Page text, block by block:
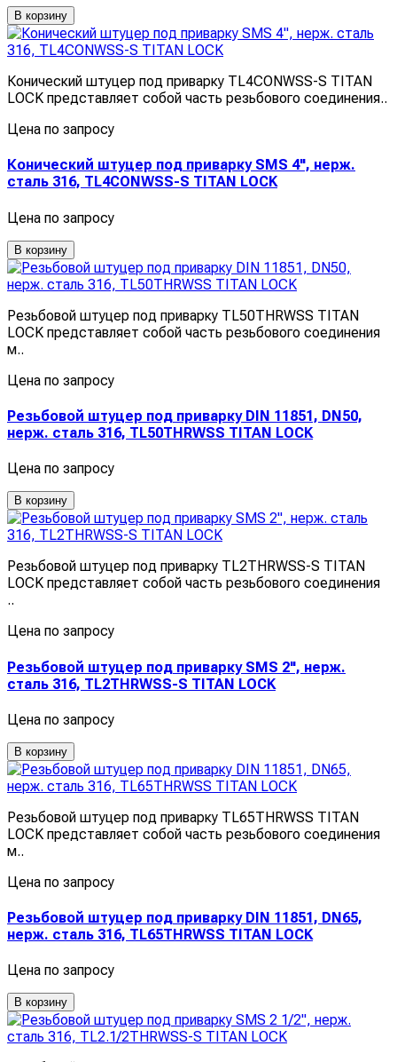
В корзину
Конический штуцер под приварку TL4CONWSS-S TITAN
LOCK представляет собой часть резьбового соединения..
Цена по запросу
Конический штуцер под приварку SMS 4", нерж.
сталь 316, TL4CONWSS-S TITAN LOCK
Цена по запросу
В корзину
Резьбовой штуцер под приварку TL50THRWSS TITAN
LOCK представляет собой часть резьбового соединения
м..
Цена по запросу
Резьбовой штуцер под приварку DIN 11851, DN50,
нерж. сталь 316, TL50THRWSS TITAN LOCK
Цена по запросу
В корзину
Резьбовой штуцер под приварку TL2THRWSS-S TITAN
LOCK представляет собой часть резьбового соединения
..
Цена по запросу
Резьбовой штуцер под приварку SMS 2", нерж.
сталь 316, TL2THRWSS-S TITAN LOCK
Цена по запросу
В корзину
Резьбовой штуцер под приварку TL65THRWSS TITAN
LOCK представляет собой часть резьбового соединения
м..
Цена по запросу
Резьбовой штуцер под приварку DIN 11851, DN65,
нерж. сталь 316, TL65THRWSS TITAN LOCK
Цена по запросу
В корзину